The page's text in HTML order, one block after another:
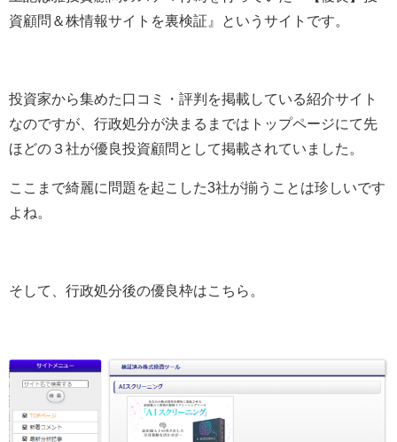
資顧問＆株情報サイトを裏検証』というサイトです。
投資家から集めた口コミ・評判を掲載している紹介サイト
なのですが、行政処分が決まるまではトップページにて先
ほどの３社が優良投資顧問として掲載されていました。
ここまで綺麗に問題を起こした3社が揃うことは珍しいです
よね。
そして、行政処分後の優良枠はこちら。